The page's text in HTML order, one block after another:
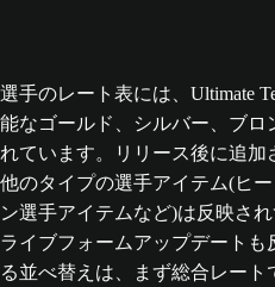
選手のレート表には、Ultimate
能なゴールド、シルバー、ブロ
れています。リリース後に追加
他のタイプの選手アイテム(ヒ
ン選手アイテムなど)は反映さ
ライブフォームアップデートも
る並べ替えは、まず総合レー